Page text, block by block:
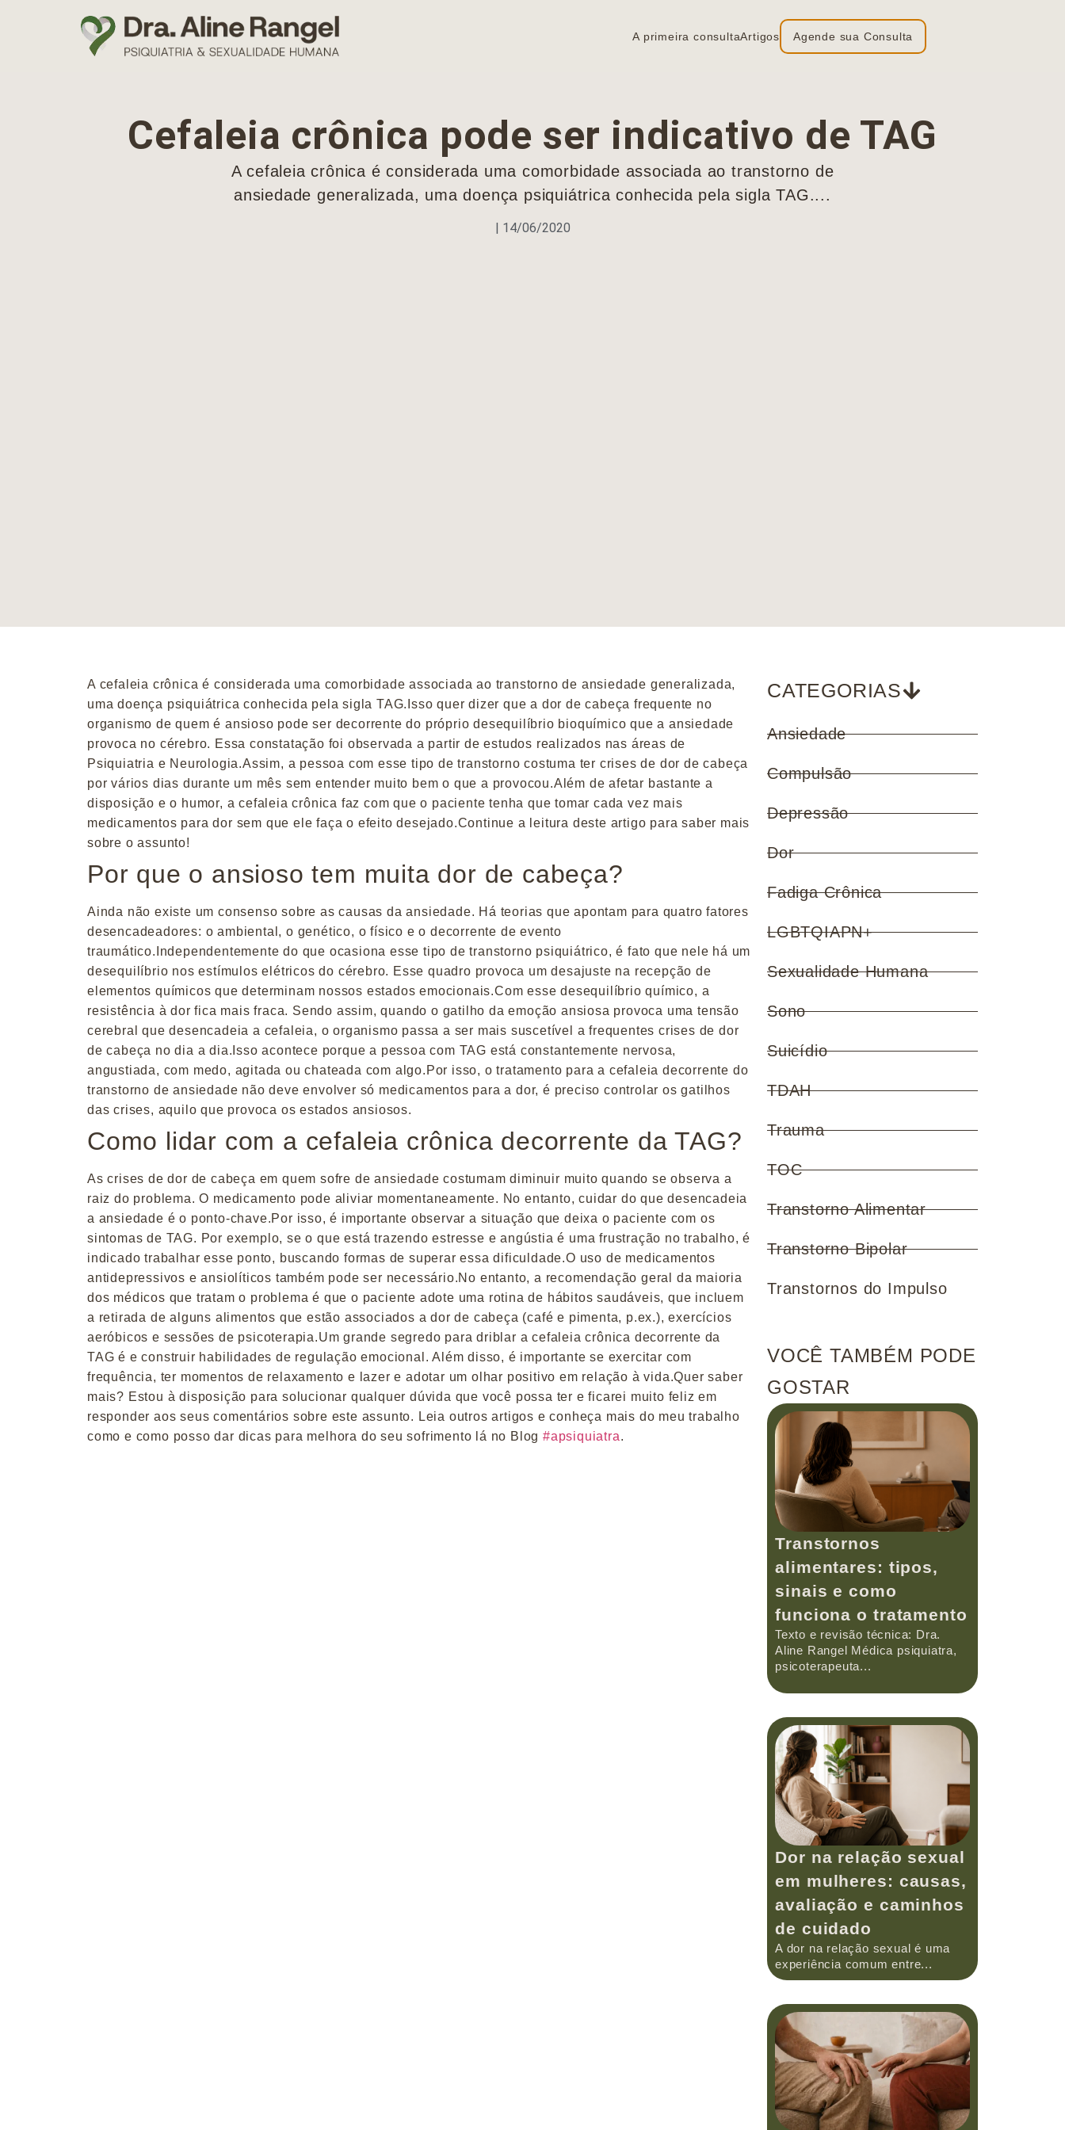
A primeira consultaArtigos Agende sua Consulta
Cefaleia crônica pode ser indicativo de TAG
A cefaleia crônica é considerada uma comorbidade associada ao transtorno de
ansiedade generalizada, uma doença psiquiátrica conhecida pela sigla TAG....
| 14/06/2020
A cefaleia crônica é considerada uma comorbidade associada ao transtorno de ansiedade generalizada,
uma doença psiquiátrica conhecida pela sigla TAG.Isso quer dizer que a dor de cabeça frequente no
organismo de quem é ansioso pode ser decorrente do próprio desequilíbrio bioquímico que a ansiedade
provoca no cérebro. Essa constatação foi observada a partir de estudos realizados nas áreas de
Psiquiatria e Neurologia.Assim, a pessoa com esse tipo de transtorno costuma ter crises de dor de cabeça
por vários dias durante um mês sem entender muito bem o que a provocou.Além de afetar bastante a
disposição e o humor, a cefaleia crônica faz com que o paciente tenha que tomar cada vez mais
medicamentos para dor sem que ele faça o efeito desejado.Continue a leitura deste artigo para saber mais
sobre o assunto!
Por que o ansioso tem muita dor de cabeça?
Ainda não existe um consenso sobre as causas da ansiedade. Há teorias que apontam para quatro fatores
desencadeadores: o ambiental, o genético, o físico e o decorrente de evento
traumático.Independentemente do que ocasiona esse tipo de transtorno psiquiátrico, é fato que nele há um
desequilíbrio nos estímulos elétricos do cérebro. Esse quadro provoca um desajuste na recepção de
elementos químicos que determinam nossos estados emocionais.Com esse desequilíbrio químico, a
resistência à dor fica mais fraca. Sendo assim, quando o gatilho da emoção ansiosa provoca uma tensão
cerebral que desencadeia a cefaleia, o organismo passa a ser mais suscetível a frequentes crises de dor
de cabeça no dia a dia.Isso acontece porque a pessoa com TAG está constantemente nervosa,
angustiada, com medo, agitada ou chateada com algo.Por isso, o tratamento para a cefaleia decorrente do
transtorno de ansiedade não deve envolver só medicamentos para a dor, é preciso controlar os gatilhos
das crises, aquilo que provoca os estados ansiosos.
Como lidar com a cefaleia crônica decorrente da TAG?
As crises de dor de cabeça em quem sofre de ansiedade costumam diminuir muito quando se observa a
raiz do problema. O medicamento pode aliviar momentaneamente. No entanto, cuidar do que desencadeia
a ansiedade é o ponto-chave.Por isso, é importante observar a situação que deixa o paciente com os
sintomas de TAG. Por exemplo, se o que está trazendo estresse e angústia é uma frustração no trabalho, é
indicado trabalhar esse ponto, buscando formas de superar essa dificuldade.O uso de medicamentos
antidepressivos e ansiolíticos também pode ser necessário.No entanto, a recomendação geral da maioria
dos médicos que tratam o problema é que o paciente adote uma rotina de hábitos saudáveis, que incluem
a retirada de alguns alimentos que estão associados a dor de cabeça (café e pimenta, p.ex.), exercícios
aeróbicos e sessões de psicoterapia.Um grande segredo para driblar a cefaleia crônica decorrente da
TAG é e construir habilidades de regulação emocional. Além disso, é importante se exercitar com
frequência, ter momentos de relaxamento e lazer e adotar um olhar positivo em relação à vida.Quer saber
mais? Estou à disposição para solucionar qualquer dúvida que você possa ter e ficarei muito feliz em
responder aos seus comentários sobre este assunto. Leia outros artigos e conheça mais do meu trabalho
como e como posso dar dicas para melhora do seu sofrimento lá no Blog #apsiquiatra.
CATEGORIAS
Ansiedade
Compulsão
Depressão
Dor
Fadiga Crônica
LGBTQIAPN+
Sexualidade Humana
Sono
Suicídio
TDAH
Trauma
TOC
Transtorno Alimentar
Transtorno Bipolar
Transtornos do Impulso
VOCÊ TAMBÉM PODE
GOSTAR
Transtornos
alimentares: tipos,
sinais e como
funciona o tratamento
Texto e revisão técnica: Dra.
Aline Rangel Médica psiquiatra,
psicoterapeuta...
Dor na relação sexual
em mulheres: causas,
avaliação e caminhos
de cuidado
A dor na relação sexual é uma
experiência comum entre...